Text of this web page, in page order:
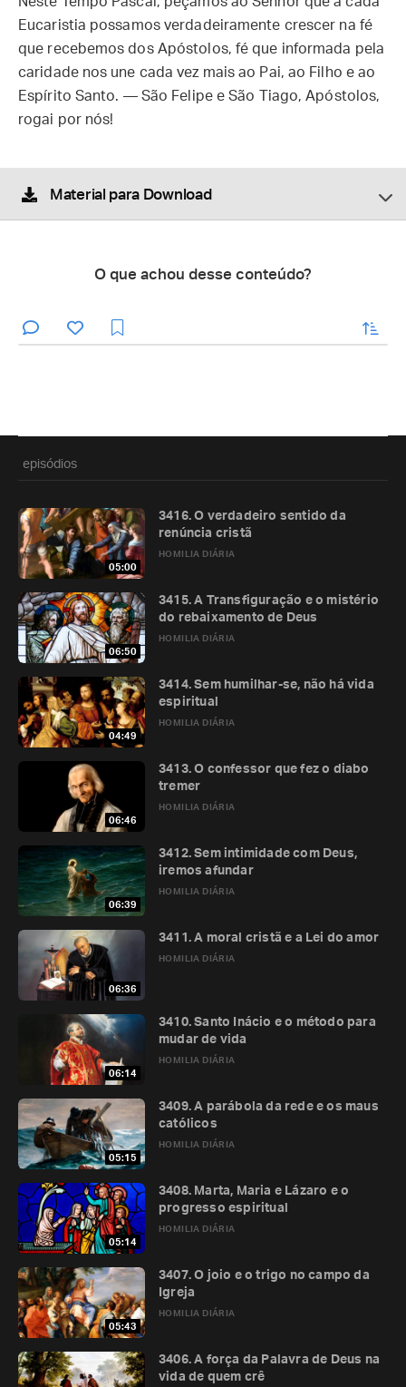
Eucaristia possamos verdadeiramente crescer na fé
que recebemos dos Apóstolos, fé que informada pela
caridade nos une cada vez mais ao Pai, ao Filho e ao
Espírito Santo. — São Felipe e São Tiago, Apóstolos,
rogai por nós!
Material para Download
O que achou desse conteúdo?
enviar
episódios
05:00
HOMILIA DIÁRIA
3416. O verdadeiro sentido da
renúncia cristã
06:50
HOMILIA DIÁRIA
3415. A Transfiguração e o mistério
do rebaixamento de Deus
04:49
HOMILIA DIÁRIA
3414. Sem humilhar-se, não há vida
espiritual
06:46
HOMILIA DIÁRIA
3413. O confessor que fez o diabo
tremer
06:39
HOMILIA DIÁRIA
3412. Sem intimidade com Deus,
iremos afundar
06:36
HOMILIA DIÁRIA
3411. A moral cristã e a Lei do amor
06:14
HOMILIA DIÁRIA
3410. Santo Inácio e o método para
mudar de vida
05:15
HOMILIA DIÁRIA
3409. A parábola da rede e os maus
católicos
05:14
HOMILIA DIÁRIA
3408. Marta, Maria e Lázaro e o
progresso espiritual
05:43
HOMILIA DIÁRIA
3407. O joio e o trigo no campo da
Igreja
3406. A força da Palavra de Deus na
vida de quem crê